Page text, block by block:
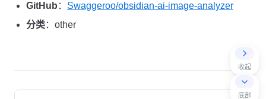
收起
底部
GitHub ： Swaggeroo/obsidian-ai-image-analyzer
分类：other
Pager